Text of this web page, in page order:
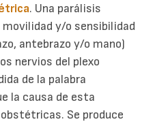
. Una parálisis
movilidad y/o sensibilidad
antebrazo y/o mano)
nervios del plexo
de la palabra
la causa de esta
Se produce